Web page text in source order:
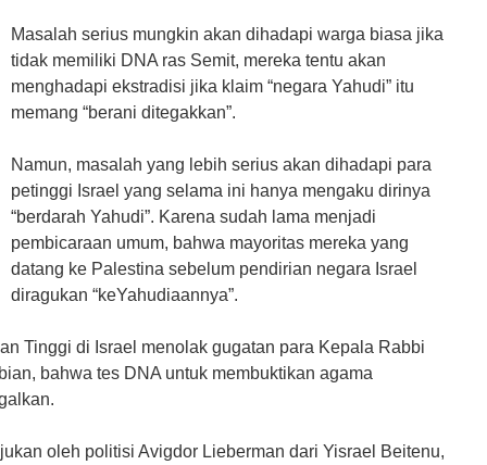
Masalah serius mungkin akan dihadapi warga biasa jika
tidak memiliki DNA ras Semit, mereka tentu akan
menghadapi ekstradisi jika klaim “negara Yahudi” itu
memang “berani ditegakkan”.
Namun, masalah yang lebih serius akan dihadapi para
petinggi Israel yang selama ini hanya mengaku dirinya
“berdarah Yahudi”. Karena sudah lama menjadi
pembicaraan umum, bahwa mayoritas mereka yang
datang ke Palestina sebelum pendirian negara Israel
diragukan “keYahudiaannya”.
Tinggi di Israel menolak gugatan para Kepala Rabbi
bahwa tes DNA untuk membuktikan agama
oleh politisi Avigdor Lieberman dari Yisrael Beitenu,